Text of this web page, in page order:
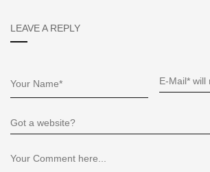
LEAVE A REPLY